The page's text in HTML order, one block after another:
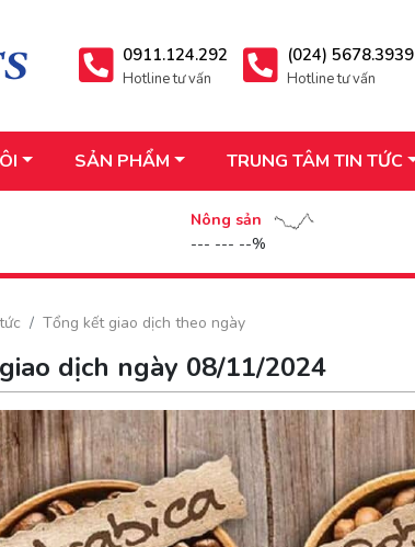
0911.124.292
Hotline tư vấn
(024) 5678.3939
Hotline tư vấn
SẢN PHẨM TRUNG TÂM TIN TỨC
Nông sản
--- --- --%
Tổng kết giao dịch theo ngày
dịch ngày 08/11/2024